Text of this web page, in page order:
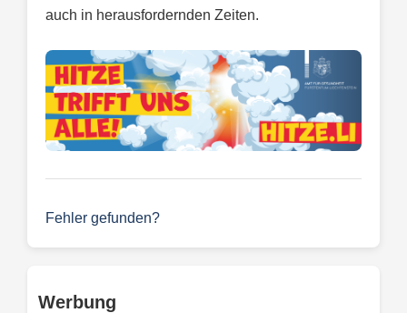
auch in herausfordernden Zeiten.
Fehler gefunden?
Werbung